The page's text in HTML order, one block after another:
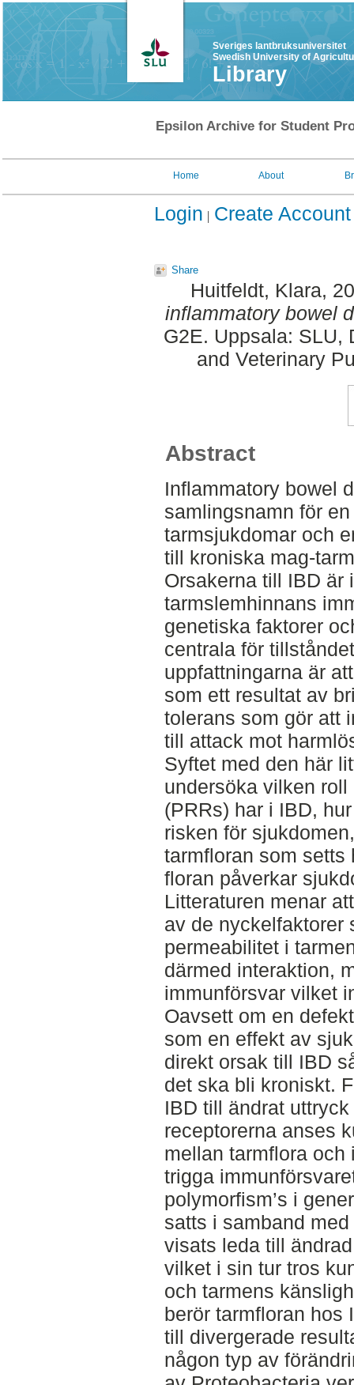
Sveriges lantbruksuniversitet
Swedish University of
Library
Epsilon Archive for Student
Home About
Login Create Account
Share
Huitfeldt, Klara,
inflammatory bowel
G2E. Uppsala: SLU,
and Veterinary
Abstract
Inflammatory bowel
samlingsnamn för
tarmsjukdomar och
till kroniska mag-
Orsakerna till IBD är
tarmslemhinnans
genetiska faktorer
centrala för
uppfattningarna är
som ett resultat av
tolerans som gör att
till attack mot
Syftet med den här
undersöka vilken
(PRRs) har i IBD,
risken för
tarmfloran som setts
floran påverkar
Litteraturen menar
av de nyckelfaktorer
permeabilitet i
därmed interaktion,
immunförsvar vilket
Oavsett om en
som en effekt av
direkt orsak till IBD
det ska bli kroniskt.
IBD till ändrat
receptorerna anses
mellan tarmflora
trigga
polymorfism’s i
satts i samband
visats leda till
vilket i sin tur tros
och tarmens
berör tarmfloran hos
till divergerade
någon typ av